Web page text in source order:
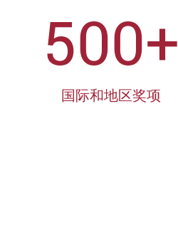
500+
国际和地区奖项